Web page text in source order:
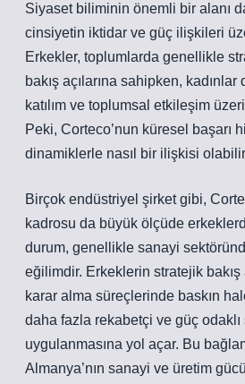
Siyaset biliminin önemli bir alanı
cinsiyetin iktidar ve güç ilişkileri
Erkekler, toplumlarda genellikle
bakış açılarına sahipken,
katılım ve toplumsal etkileşim
Peki, Corteco’nun küresel başarı
dinamiklerle nasıl bir ilişkisi
Birçok endüstriyel şirket gibi,
kadrosu da büyük ölçüde
durum, genellikle sanayi
eğilimdir. Erkeklerin stratejik bakış
karar alma süreçlerinde baskın
daha fazla rekabetçi ve güç
uygulanmasına yol açar. Bu
Almanya’nın sanayi ve üretim